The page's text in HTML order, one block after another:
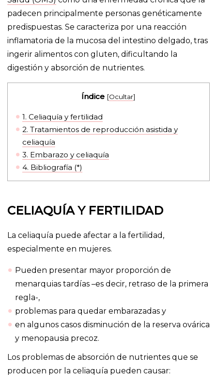
padecen principalmente personas genéticamente
predispuestas. Se caracteriza por una reacción
inflamatoria de la mucosa del intestino delgado, tras
ingerir alimentos con gluten, dificultando la
digestión y absorción de nutrientes.
Índice [Ocultar]
1. Celiaquía y fertilidad
2. Tratamientos de reproducción asistida y
celiaquía
3. Embarazo y celiaquía
4. Bibliografía (*)
CELIAQUÍA Y FERTILIDAD
La celiaquía puede afectar a la fertilidad,
especialmente en mujeres.
Pueden presentar mayor proporción de
menarquias tardías –es decir, retraso de la primera
regla-,
problemas para quedar embarazadas y
en algunos casos disminución de la reserva ovárica
y menopausia precoz.
Los problemas de absorción de nutrientes que se
producen por la celiaquía pueden causar: